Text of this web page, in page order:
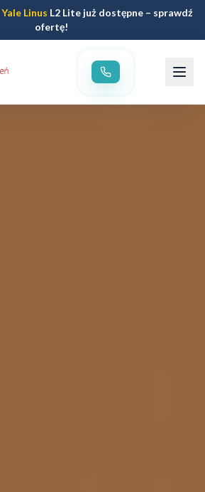
Yale Linus L2 Lite już dostępne – sprawdź
ofertę!